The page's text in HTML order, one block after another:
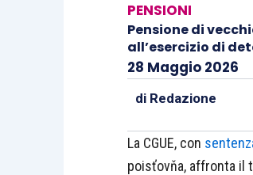
PENSIONI
Pensione di
all’esercizio di
28 Maggio 2026
di Redazione
La CGUE, con
poisťovňa, affronta il